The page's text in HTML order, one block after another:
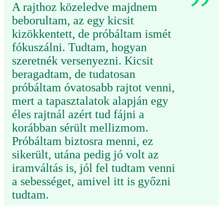
A rajthoz közeledve majdnem
beborultam, az egy kicsit
kizökkentett, de próbáltam ismét
fókuszálni. Tudtam, hogyan
szeretnék versenyezni. Kicsit
beragadtam, de tudatosan
próbáltam óvatosabb rajtot venni,
mert a tapasztalatok alapján egy
éles rajtnál azért tud fájni a
korábban sérült mellizmom.
Próbáltam biztosra menni, ez
sikerült, utána pedig jó volt az
iramváltás is, jól fel tudtam venni
a sebességet, amivel itt is győzni
tudtam.